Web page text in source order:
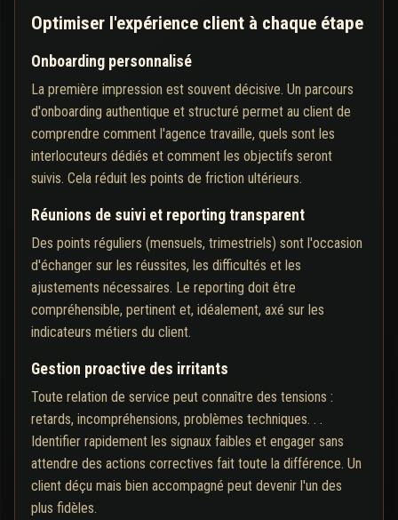
Optimiser l'expérience client à chaque étape
Onboarding personnalisé
La première impression est souvent décisive. Un parcours
d'onboarding authentique et structuré permet au client de
comprendre comment l'agence travaille, quels sont les
interlocuteurs dédiés et comment les objectifs seront
suivis. Cela réduit les points de friction ultérieurs.
Réunions de suivi et reporting transparent
Des points réguliers (mensuels, trimestriels) sont l'occasion
d'échanger sur les réussites, les difficultés et les
ajustements nécessaires. Le reporting doit être
compréhensible, pertinent et, idéalement, axé sur les
indicateurs métiers du client.
Gestion proactive des irritants
Toute relation de service peut connaître des tensions :
retards, incompréhensions, problèmes techniques. . .
Identifier rapidement les signaux faibles et engager sans
attendre des actions correctives fait toute la différence. Un
client déçu mais bien accompagné peut devenir l'un des
plus fidèles.